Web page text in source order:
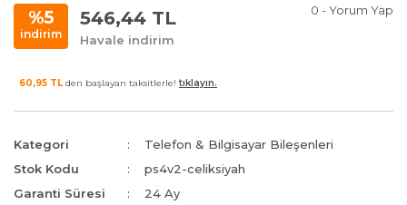
%5
indirim
546,44 TL
Havale indirim
0 - Yorum Yap
60,95 TL den başlayan taksitlerle! tıklayın.
Kategori
Telefon & Bilgisayar Bileşenleri
Stok Kodu
ps4v2-celiksiyah
Garanti Süresi
24 Ay